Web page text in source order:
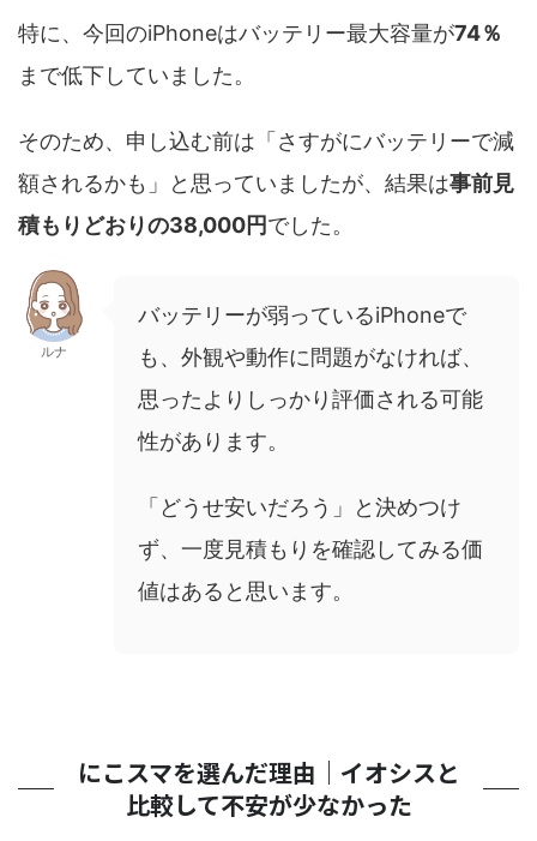
特に、今回のiPhoneはバッテリー最大容量が74％
まで低下していました。
そのため、申し込む前は「さすがにバッテリーで減
額されるかも」と思っていましたが、結果は事前見
積もりどおりの38,000円でした。
ルナ
バッテリーが弱っているiPhoneで
も、外観や動作に問題がなければ、
思ったよりしっかり評価される可能
性があります。
「どうせ安いだろう」と決めつけ
ず、一度見積もりを確認してみる価
値はあると思います。
にこスマを選んだ理由｜イオシスと
比較して不安が少なかった